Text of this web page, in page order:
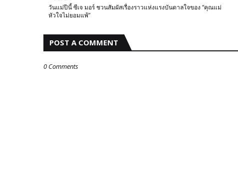
วันแม่ปีนี้ ซีเจ มอร์ ชวนสัมผัสเรื่องราวแห่งแรงบันดาลใจของ “คุณแม่
หัวใจไม่ยอมแพ้”
POST A COMMENT
0 Comments